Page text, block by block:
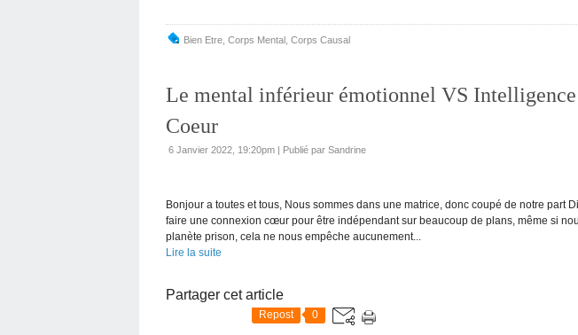
Bien Etre Corps Mental Corps Causal
Le mental inférieur émotionnel VS
Coeur
6 Janvier 2022, 19:20pm | Publié par Sandrine
Bonjour a toutes et tous, Nous sommes dans une matrice, donc coupé de notre part
faire une connexion cœur pour être indépendant sur beaucoup de plans, même si
planète prison, cela ne nous empêche aucunement...
Lire la suite
Partager cet article
Repost 0